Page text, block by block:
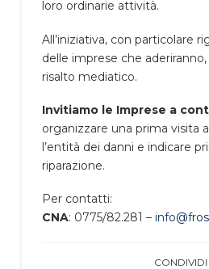
loro ordinarie attività.
All’iniziativa, con particolare
delle imprese che
risalto mediatico.
Invitiamo le Imprese a
organizzare una prima visita
l’entità dei danni e indicare
riparazione.
Per contatti:
CNA: 0775/82.281 –
CONDIVIDI